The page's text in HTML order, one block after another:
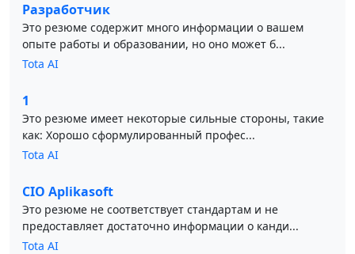
Разработчик
Это резюме содержит много информации о вашем
опыте работы и образовании, но оно может б...
Tota AI
1
Это резюме имеет некоторые сильные стороны, такие
как: Хорошо сформулированный профес...
Tota AI
CIO Aplikasoft
Это резюме не соответствует стандартам и не
предоставляет достаточно информации о канди...
Tota AI